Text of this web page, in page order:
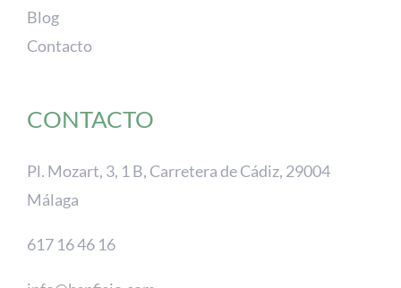
Blog
Contacto
CONTACTO
Pl. Mozart, 3, 1 B, Carretera de Cádiz, 29004
Málaga
617 16 46 16